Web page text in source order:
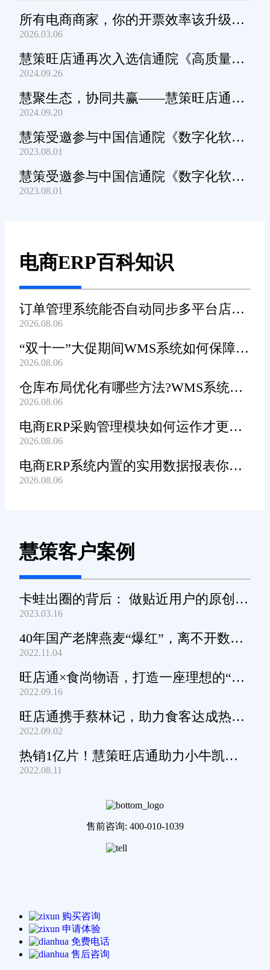
所有电商商家，你的开票效率该升级
了！
2026.03.06
慧策旺店通再次入选信通院《高质量数
字化转型产品及服务全景图》
2024.09.26
慧聚生态，协同共赢——慧策旺店通生
态交流会深圳站圆满举办
2024.09.20
慧策受邀参与中国信通院《数字化软件
产品及服务能力》规范编制工作
2023.08.01
慧策受邀参与中国信通院《数字化软件
产品及服务能力》规范编制工作
2023.08.01
电商ERP百科知识
订单管理系统能否自动同步多平台店铺
订单?
2026.08.06
“双十一”大促期间WMS系统如何保障发
货效率?
2026.08.06
仓库布局优化有哪些方法?WMS系统能
辅助规划吗?
2026.08.06
电商ERP采购管理模块如何运作才更加
高效顺畅?
2026.08.06
电商ERP系统内置的实用数据报表你都
知道哪些?
2026.08.06
慧策客户案例
卡蛙出圈的背后： 做贴近用户的原创小
家电
2023.03.16
40年国产老牌燕麦“爆红”，离不开数字
化工具的支撑
2022.11.04
旺店通×食尚物语，打造一座理想的“零
食王国”
2022.09.16
旺店通携手蔡林记，助力食客达成热干
面自由
2022.09.02
热销1亿片！慧策旺店通助力小牛凯西
通关家庭牛排圈~
2022.08.11
售前咨询: 400-010-1039
购买咨询
申请体验
免费电话
售后咨询